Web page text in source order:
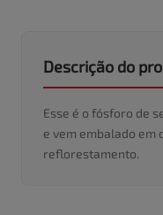
Descrição do
Esse é o fósforo de
e vem embalado em
reflorestamento.